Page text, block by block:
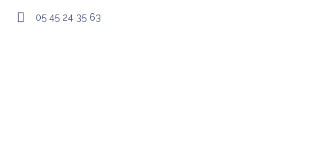
05 45 24 35 63